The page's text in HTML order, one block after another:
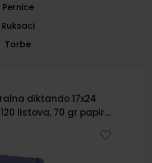
Pernice
Ruksaci
Torbe
diktando 17x24
listova, 70 gr papir